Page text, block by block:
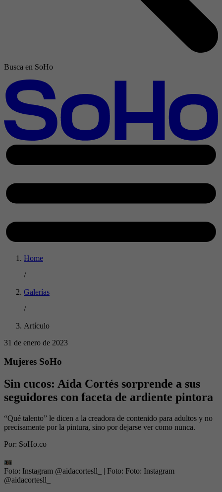
Busca en SoHo
Home
/
Galerías
/
Artículo
31 de enero de 2023
Mujeres SoHo
Sin cucos: Aída Cortés sorprende a sus
seguidores con faceta de ardiente pintora
“Qué talento” le dicen a la creadora de contenido para adultos y no
precisamente por la pintura, sino por dejarse ver como nunca.
Por: SoHo.co
Foto: Instagram @aidacortesll_ | Foto: Foto: Instagram
@aidacortesll_